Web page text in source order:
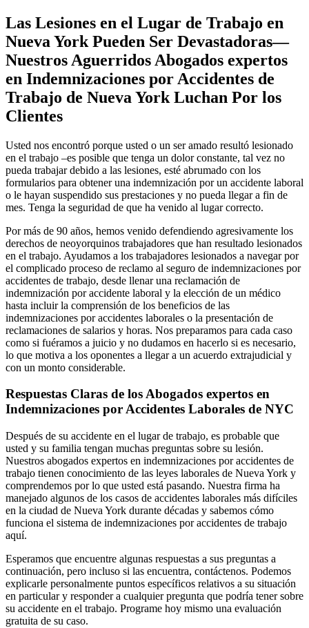
Las Lesiones en el Lugar de Trabajo en
Nueva York Pueden Ser Devastadoras—
Nuestros Aguerridos Abogados expertos
en Indemnizaciones por Accidentes de
Trabajo de Nueva York Luchan Por los
Clientes
Usted nos encontró porque usted o un ser amado resultó lesionado
en el trabajo –es posible que tenga un dolor constante, tal vez no
pueda trabajar debido a las lesiones, esté abrumado con los
formularios para obtener una indemnización por un accidente laboral
o le hayan suspendido sus prestaciones y no pueda llegar a fin de
mes. Tenga la seguridad de que ha venido al lugar correcto.
Por más de 90 años, hemos venido defendiendo agresivamente los
derechos de neoyorquinos trabajadores que han resultado lesionados
en el trabajo. Ayudamos a los trabajadores lesionados a navegar por
el complicado proceso de reclamo al seguro de indemnizaciones por
accidentes de trabajo, desde llenar una reclamación de
indemnización por accidente laboral y la elección de un médico
hasta incluir la comprensión de los beneficios de las
indemnizaciones por accidentes laborales o la presentación de
reclamaciones de salarios y horas. Nos preparamos para cada caso
como si fuéramos a juicio y no dudamos en hacerlo si es necesario,
lo que motiva a los oponentes a llegar a un acuerdo extrajudicial y
con un monto considerable.
Respuestas Claras de los Abogados expertos en
Indemnizaciones por Accidentes Laborales de NYC
Después de su accidente en el lugar de trabajo, es probable que
usted y su familia tengan muchas preguntas sobre su lesión.
Nuestros abogados expertos en indemnizaciones por accidentes de
trabajo tienen conocimiento de las leyes laborales de Nueva York y
comprendemos por lo que usted está pasando. Nuestra firma ha
manejado algunos de los casos de accidentes laborales más difíciles
en la ciudad de Nueva York durante décadas y sabemos cómo
funciona el sistema de indemnizaciones por accidentes de trabajo
aquí.
Esperamos que encuentre algunas respuestas a sus preguntas a
continuación, pero incluso si las encuentra, contáctenos. Podemos
explicarle personalmente puntos específicos relativos a su situación
en particular y responder a cualquier pregunta que podría tener sobre
su accidente en el trabajo. Programe hoy mismo una evaluación
gratuita de su caso.